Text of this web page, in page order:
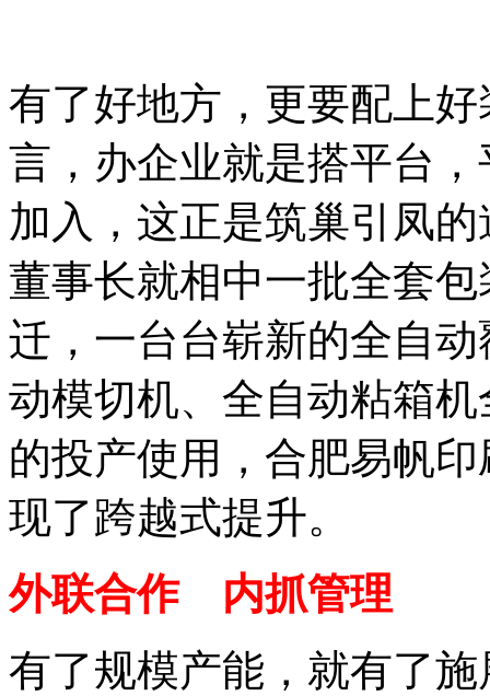
有了好地方，更要配上
言，办企业就是搭平台
加入，这正是筑巢引凤
董事长就相中一批全套
迁，一台台崭新的全自
动模切机、全自动粘箱
的投产使用，合肥易帆
现了跨越式提升。
外联合作 内抓管理
有了规模产能，就有了